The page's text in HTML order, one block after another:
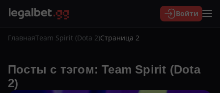
Войти
ГлавнаяTeam Spirit (Dota 2)Страница 2
Посты с тэгом: Team Spirit (Dota
2)